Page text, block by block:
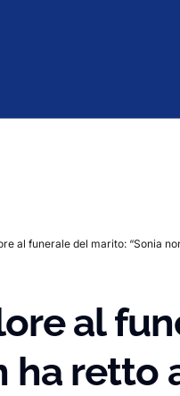
al funerale del marito: “Sonia
al
ha retto